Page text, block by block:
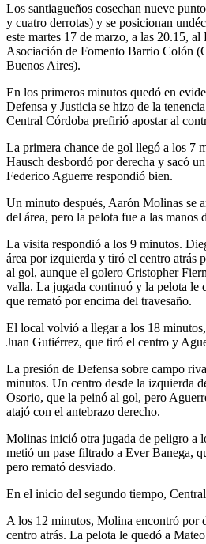
Los santiagueños cosechan nueve
y cuatro derrotas) y se posicionan
este martes 17 de marzo, a las 20.15,
Asociación de Fomento Barrio Colón
Buenos Aires).
En los primeros minutos quedó en
Defensa y Justicia se hizo de la
Central Córdoba prefirió apostar al
La primera chance de gol llegó a los 7
Hausch desbordó por derecha y sacó
Federico Aguerre respondió bien.
Un minuto después, Aarón Molinas se
del área, pero la pelota fue a las manos
La visita respondió a los 9 minutos.
área por izquierda y tiró el centro atrás
al gol, aunque el golero Cristopher
valla. La jugada continuó y la pelota le
que remató por encima del travesaño.
El local volvió a llegar a los 18
Juan Gutiérrez, que tiró el centro y
La presión de Defensa sobre campo
minutos. Un centro desde la izquierda
Osorio, que la peinó al gol, pero
atajó con el antebrazo derecho.
Molinas inició otra jugada de peligro a
metió un pase filtrado a Ever Banega,
pero remató desviado.
En el inicio del segundo tiempo,
A los 12 minutos, Molina encontró por
centro atrás. La pelota le quedó a